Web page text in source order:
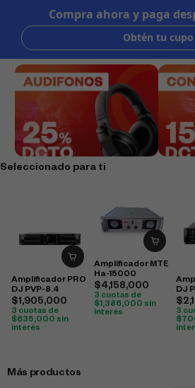
Seleccionado para ti
Amplificador PRO
DJ PVP-8.4
$1,905,000
3 cuotas de
$635,000 sin
interés
Amplificador MTE
Ha-15000
$4,158,000
3 cuotas de
$1,386,000 sin
interés
DJ
$
3
$
Más productos